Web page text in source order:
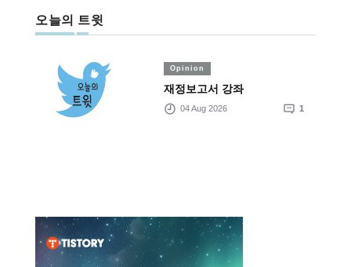
오늘의 트윗
Opinion
재정보고서 강좌
04 Aug 2026 1